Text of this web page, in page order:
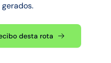
desta rota